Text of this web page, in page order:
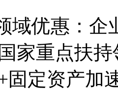
优惠：企
家重点扶
固定资产加